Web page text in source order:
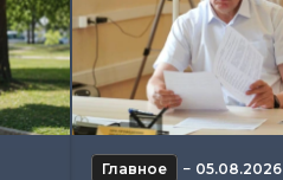
Главное − 05.08.2026